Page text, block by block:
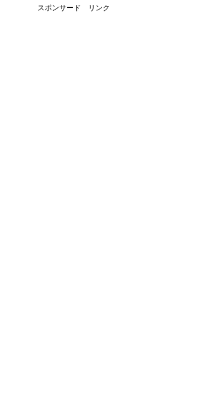
スポンサード リンク